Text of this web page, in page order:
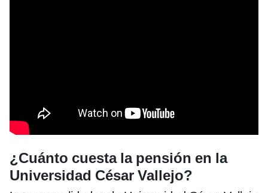
¿Cuánto cuesta la pensión en la
Universidad César Vallejo?